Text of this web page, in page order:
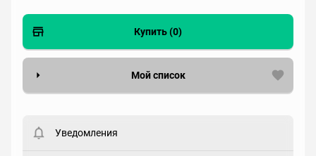
Купить (0)
Мой список
Статус
Уведомления